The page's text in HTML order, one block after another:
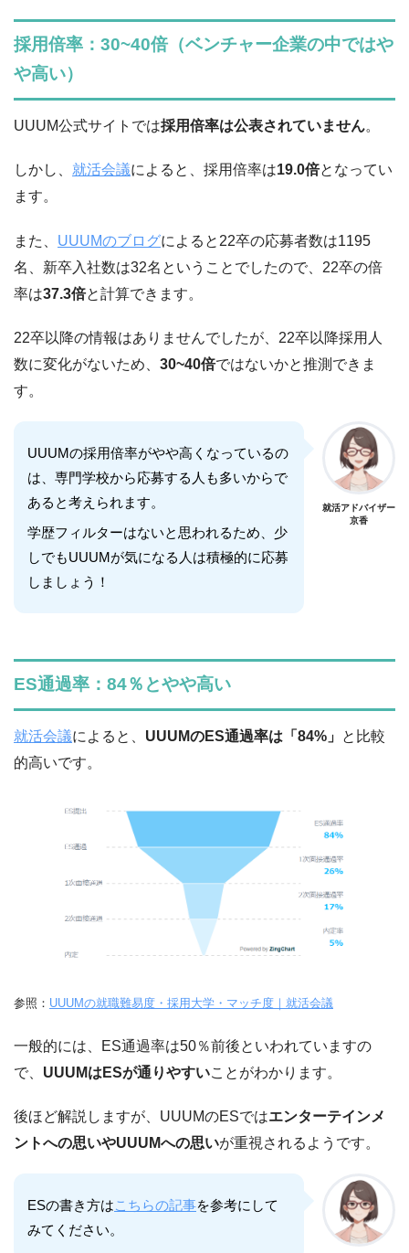
採用倍率：30~40倍（ベンチャー企業の中ではや
や高い）
UUUM公式サイトでは採用倍率は公表されていません。
しかし、 就活会議によると、採用倍率は19.0倍となってい
ます。
また、 UUUMのブログによると22卒の応募者数は1195
名、新卒入社数は32名ということでしたので、22卒の倍
率は37.3倍と計算できます。
22卒以降の情報はありませんでしたが、22卒以降採用人
数に変化がないため、 30~40倍ではないかと推測できま
す。
UUUMの採用倍率がやや高くなっているの
は、専門学校から応募する人も多いからで
あると考えられます。
学歴フィルターはないと思われるため、少
しでもUUUMが気になる人は積極的に応募
しましょう！
就活アドバイザー
京香
ES通過率：84％とやや高い
就活会議によると、 UUUMのES通過率は「84%」 と比較
的高いです。
参照： UUUMの就職難易度・採用大学・マッチ度｜就活会議
一般的には、ES通過率は50％前後といわれていますの
で、 UUUMはESが通りやすいことがわかります。
後ほど解説しますが、UUUMのESではエンターテインメ
ントへの思いやUUUMへの思いが重視されるようです。
ESの書き方はこちらの記事を参考にして
みてください。